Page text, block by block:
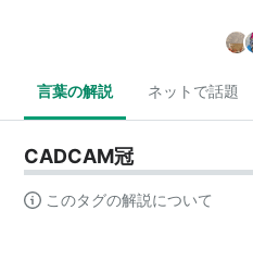
言葉の解説 ネットで話題
CADCAM冠
このタグの解説について